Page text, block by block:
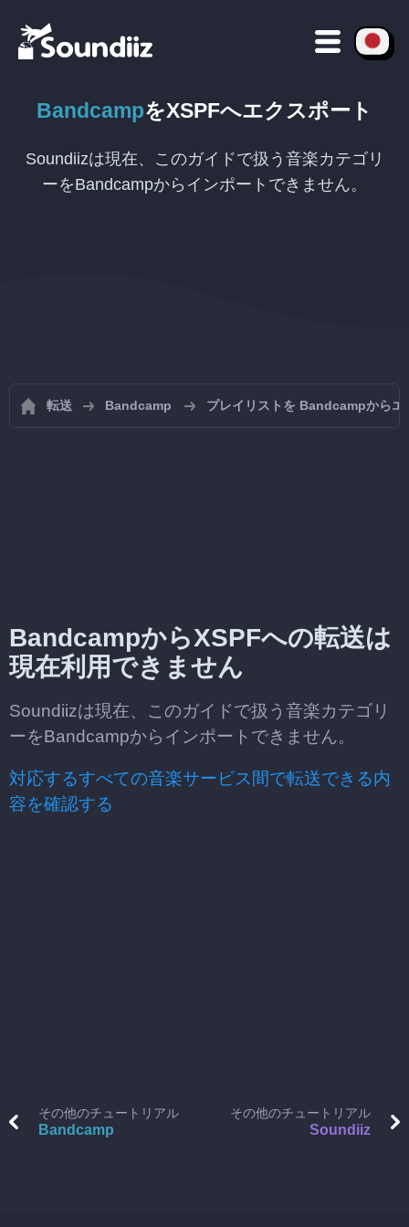
BandcampをXSPFへエクスポート
Soundiizは現在、このガイドで扱う音楽カテゴリ
ーをBandcampからインポートできません。
転送 Bandcamp プレイリストを Bandcampからエ
BandcampからXSPFへの転送は
現在利用できません
Soundiizは現在、このガイドで扱う音楽カテゴリ
ーをBandcampからインポートできません。
対応するすべての音楽サービス間で転送できる内
容を確認する
その他のチュートリアル
Bandcamp
その他のチュートリアル
Soundiiz